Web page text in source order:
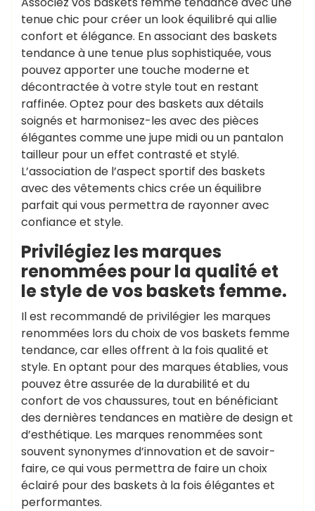
tenue chic pour créer un look équilibré qui allie
confort et élégance. En associant des baskets
tendance à une tenue plus sophistiquée, vous
pouvez apporter une touche moderne et
décontractée à votre style tout en restant
raffinée. Optez pour des baskets aux détails
soignés et harmonisez-les avec des pièces
élégantes comme une jupe midi ou un pantalon
tailleur pour un effet contrasté et stylé.
L’association de l’aspect sportif des baskets
avec des vêtements chics crée un équilibre
parfait qui vous permettra de rayonner avec
confiance et style.
Privilégiez les marques
renommées pour la qualité et
le style de vos baskets femme.
Il est recommandé de privilégier les marques
renommées lors du choix de vos baskets femme
tendance, car elles offrent à la fois qualité et
style. En optant pour des marques établies, vous
pouvez être assurée de la durabilité et du
confort de vos chaussures, tout en bénéficiant
des dernières tendances en matière de design et
d’esthétique. Les marques renommées sont
souvent synonymes d’innovation et de savoir-
faire, ce qui vous permettra de faire un choix
éclairé pour des baskets à la fois élégantes et
performantes.